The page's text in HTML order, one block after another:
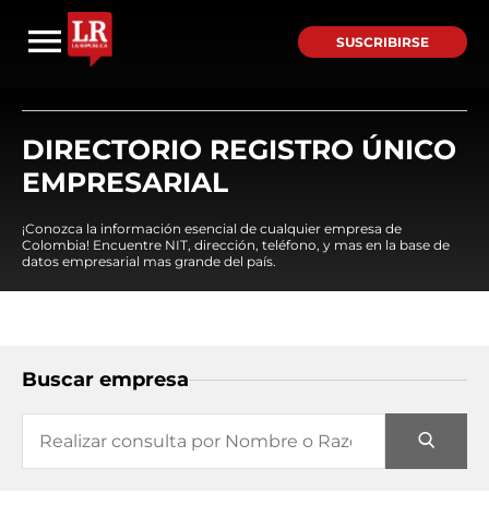
SUSCRIBIRSE
DIRECTORIO REGISTRO ÚNICO
EMPRESARIAL
¡Conozca la información esencial de cualquier empresa de
Colombia! Encuentre NIT, dirección, teléfono, y mas en la base de
datos empresarial mas grande del país.
Buscar empresa